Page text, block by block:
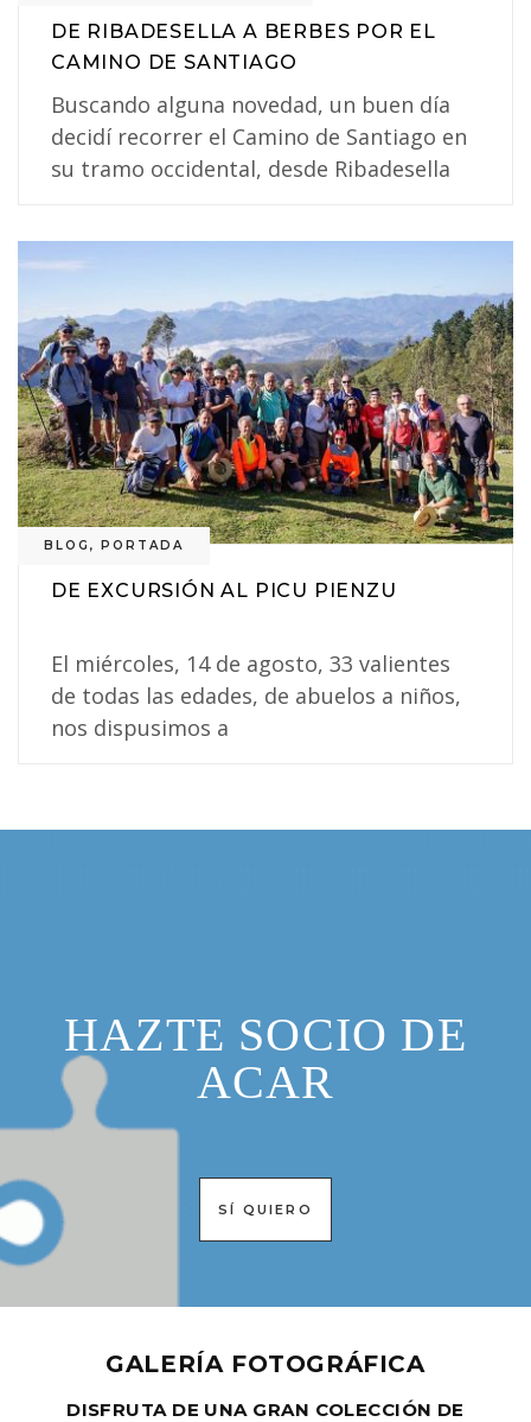
DE RIBADESELLA A BERBES POR EL
CAMINO DE SANTIAGO
Buscando alguna novedad, un buen día
decidí recorrer el Camino de Santiago en
su tramo occidental, desde Ribadesella
BLOG , PORTADA
DE EXCURSIÓN AL PICU PIENZU
El miércoles, 14 de agosto, 33 valientes
de todas las edades, de abuelos a niños,
nos dispusimos a
HAZTE SOCIO DE
ACAR
SÍ QUIERO
GALERÍA FOTOGRÁFICA
DISFRUTA DE UNA GRAN COLECCIÓN DE